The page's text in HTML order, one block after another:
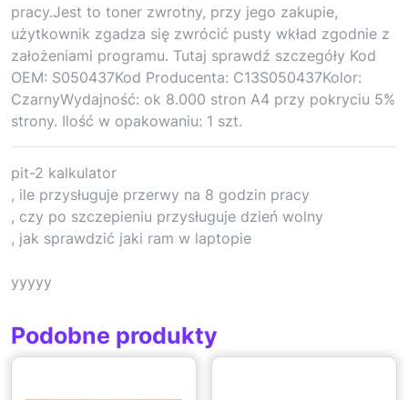
pracy.Jest to toner zwrotny, przy jego zakupie,
użytkownik zgadza się zwrócić pusty wkład zgodnie z
założeniami programu. Tutaj sprawdź szczegóły Kod
OEM: S050437Kod Producenta: C13S050437Kolor:
CzarnyWydajność: ok 8.000 stron A4 przy pokryciu 5%
strony. Ilość w opakowaniu: 1 szt.
pit-2 kalkulator
, ile przysługuje przerwy na 8 godzin pracy
, czy po szczepieniu przysługuje dzień wolny
, jak sprawdzić jaki ram w laptopie
yyyyy
Podobne produkty